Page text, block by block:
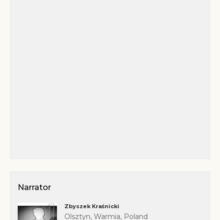
Narrator
Zbyszek Kraśnicki
Olsztyn, Warmia, Poland